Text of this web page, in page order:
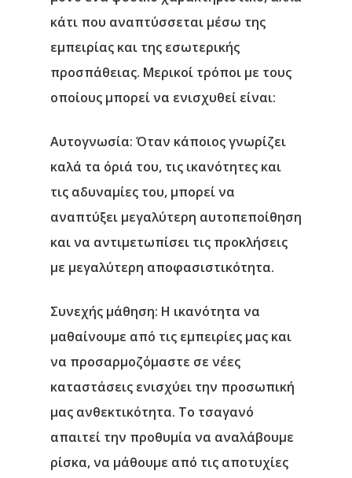
κάτι που αναπτύσσεται μέσω της
εμπειρίας και της εσωτερικής
προσπάθειας. Μερικοί τρόποι με τους
οποίους μπορεί να ενισχυθεί είναι:
Αυτογνωσία: Όταν κάποιος γνωρίζει
καλά τα όριά του, τις ικανότητες και
τις αδυναμίες του, μπορεί να
αναπτύξει μεγαλύτερη αυτοπεποίθηση
και να αντιμετωπίσει τις προκλήσεις
με μεγαλύτερη αποφασιστικότητα.
Συνεχής μάθηση: Η ικανότητα να
μαθαίνουμε από τις εμπειρίες μας και
να προσαρμοζόμαστε σε νέες
καταστάσεις ενισχύει την προσωπική
μας ανθεκτικότητα. Το τσαγανό
απαιτεί την προθυμία να αναλάβουμε
ρίσκα, να μάθουμε από τις αποτυχίες